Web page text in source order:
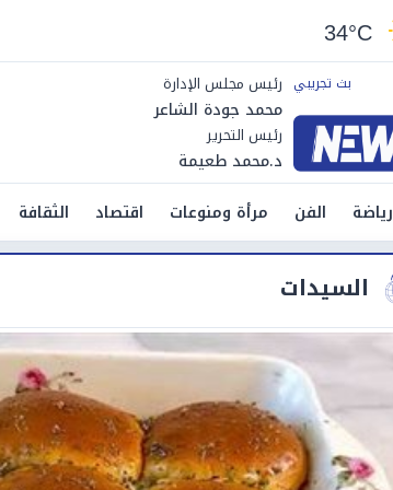
34°C
رئيس مجلس الإدارة
محمد جودة الشاعر
رئيس التحرير
د.محمد طعيمة
رياضة الفن مرأة ومنوعات اقتصاد الثقافة
السيدات